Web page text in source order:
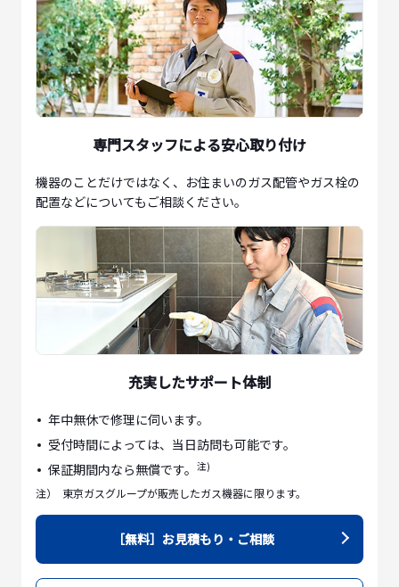
専門スタッフによる安心取り付け
機器のことだけではなく、お住まいのガス配管やガス栓の
配置などについてもご相談ください。
充実したサポート体制
年中無休で修理に伺います。
受付時間によっては、当日訪問も可能です。
保証期間内なら無償です。 注)
注） 東京ガスグループが販売したガス機器に限ります。
［無料］お見積もり・ご相談